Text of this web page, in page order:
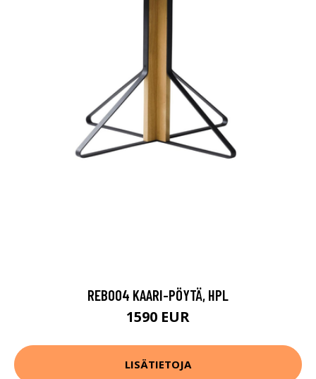
REB004 KAARI-PÖYTÄ, HPL
1590 EUR
LISÄTIETOJA